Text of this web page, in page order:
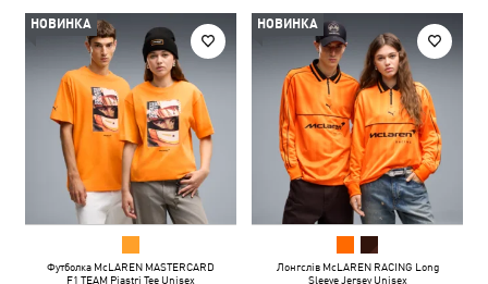
НОВИНКА
Футболка McLAREN MASTERCARD
F1 TEAM Piastri Tee Unisex
НОВИНКА
Лонгслів McLAREN RACING Long
Sleeve Jersey Unisex